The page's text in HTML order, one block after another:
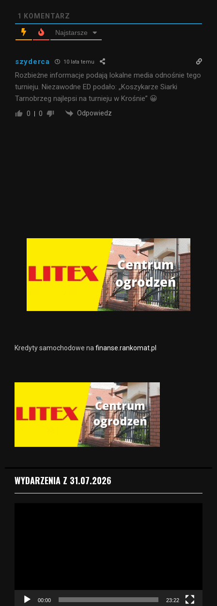
1 KOMENTARZ
Najstarsze
szyderca 10 lata temu
Rozbieżne informacje podają lokalne media odnośnie tego
turnieju. Niezawodne ED podało: „Koszykarze Siarki
Tarnobrzeg najlepsi na turnieju w Krośnie” 😀
0 0 Odpowiedz
Kredyty samochodowe nafinanse.rankomat.pl
WYDARZENIA Z 31.07.2026
c
00:00 23:22